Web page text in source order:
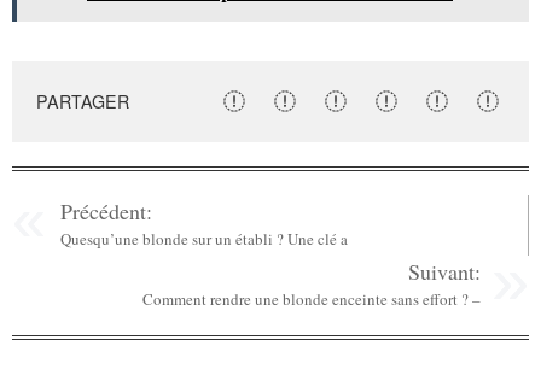
PARTAGER
Précédent:
Quesqu’une blonde sur un établi ? Une clé a
Suivant:
Comment rendre une blonde enceinte sans effort ? –